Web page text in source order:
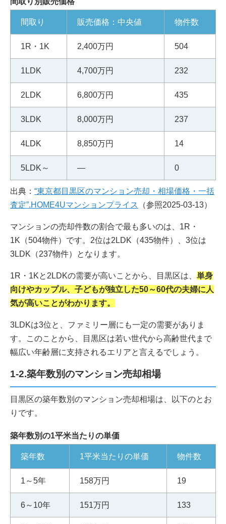
間取り 販売価格：中央値 物件数
1R・1K 2,400万円 504
1LDK 4,700万円 232
2LDK 6,800万円 435
3LDK 8,000万円 237
4LDK 8,850万円 14
5LDK～ ― 0
出典： “東京都目黒区のマンション売却・相場価格・一括
査定”.HOME4Uマンションプライス
（参照2025-03-13）
マンションの売却件数の割合で最も多いのは、1R・
1K（504物件）です。2位は2LDK（435物件）、3位は
3LDK（237物件）となります。
1R・1Kと2LDKの需要が高いことから、目黒区は、 単身
向けやカップル、子どもが独立した50～60代の夫婦に人
気が高いことがわかります。
3LDKは3位と、ファミリー層にも一定の需要がありま
す。このことから、目黒区は若い世代から高齢世代まで
幅広い年齢層に支持されるエリアと言えるでしょう。
1-2.築年数別のマンション売却相場
目黒区の築年数別のマンション売却相場は、以下のとお
りです。
築年数別の1平米当たりの単価
築年数 1平米当たりの単価 物件数
1～5年 158万円 19
6～10年 151万円 133